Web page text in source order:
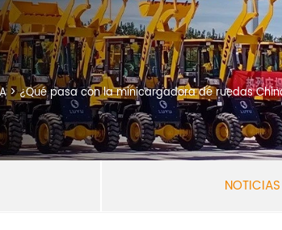
>¿Qué pasa con la minicargadora de ruedas